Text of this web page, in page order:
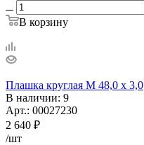
В корзину
Плашка круглая М 48,0 х 3,0
В наличии: 9
Арт.: 00027230
2 640 ₽
/шт